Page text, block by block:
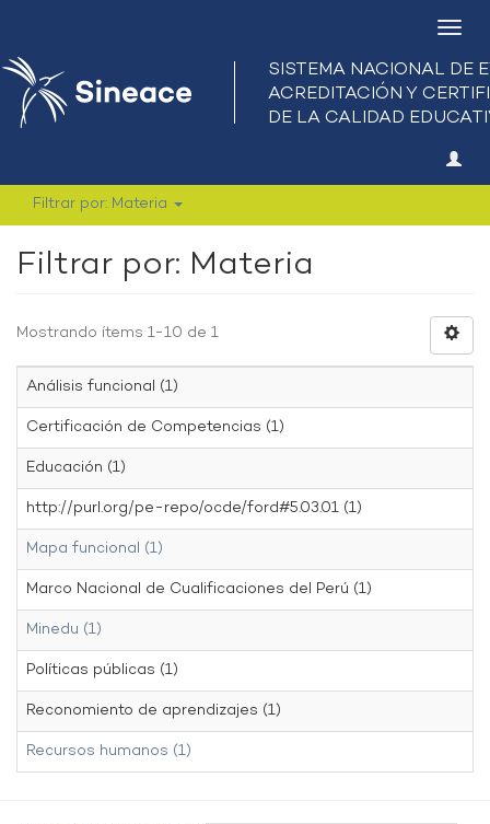
Filtrar por: Materia
Filtrar por: Materia
Mostrando ítems 1-10 de 1
Análisis funcional (1)
Certificación de Competencias (1)
Educación (1)
http://purl.org/pe-repo/ocde/ford#5.03.01 (1)
Mapa funcional (1)
Marco Nacional de Cualificaciones del Perú (1)
Minedu (1)
Políticas públicas (1)
Reconomiento de aprendizajes (1)
Recursos humanos (1)